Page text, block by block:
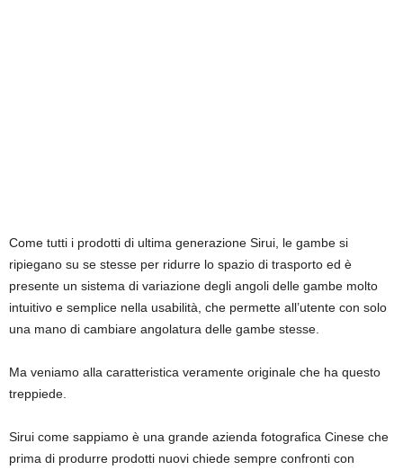
Come tutti i prodotti di ultima generazione Sirui, le gambe si
ripiegano su se stesse per ridurre lo spazio di trasporto ed è
presente un sistema di variazione degli angoli delle gambe molto
intuitivo e semplice nella usabilità, che permette all’utente con solo
una mano di cambiare angolatura delle gambe stesse.
Ma veniamo alla caratteristica veramente originale che ha questo
treppiede.
Sirui come sappiamo è una grande azienda fotografica Cinese che
prima di produrre prodotti nuovi chiede sempre confronti con